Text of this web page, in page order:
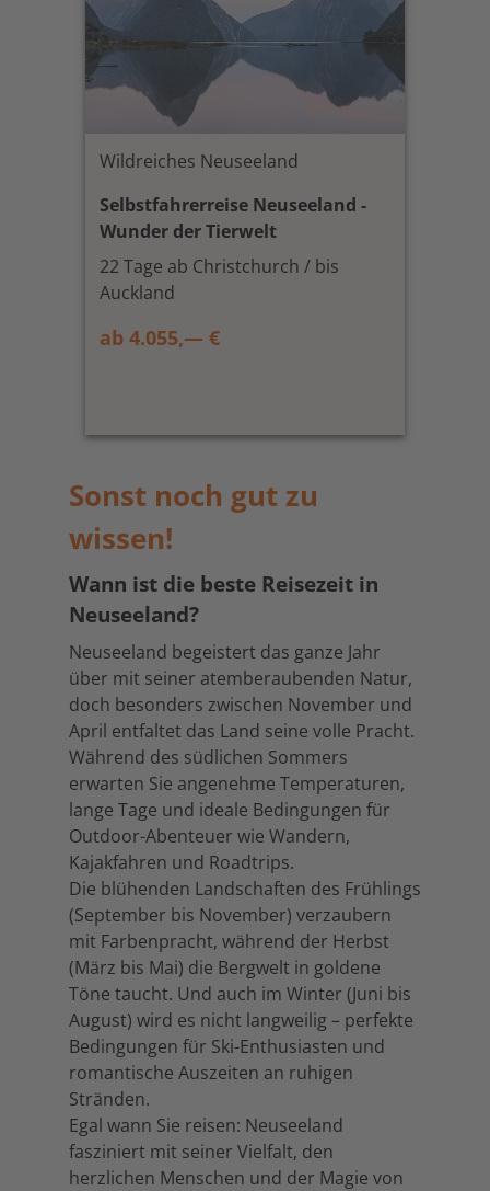
Wildreiches Neuseeland
Selbstfahrerreise Neuseeland -
Wunder der Tierwelt
22 Tage ab Christchurch / bis
Auckland
ab 4.055,— €
Sonst noch gut zu
wissen!
Wann ist die beste Reisezeit in
Neuseeland?
Neuseeland begeistert das ganze Jahr
über mit seiner atemberaubenden Natur,
doch besonders zwischen November und
April entfaltet das Land seine volle Pracht.
Während des südlichen Sommers
erwarten Sie angenehme Temperaturen,
lange Tage und ideale Bedingungen für
Outdoor-Abenteuer wie Wandern,
Kajakfahren und Roadtrips.
Die blühenden Landschaften des Frühlings
(September bis November) verzaubern
mit Farbenpracht, während der Herbst
(März bis Mai) die Bergwelt in goldene
Töne taucht. Und auch im Winter (Juni bis
August) wird es nicht langweilig – perfekte
Bedingungen für Ski-Enthusiasten und
romantische Auszeiten an ruhigen
Stränden.
Egal wann Sie reisen: Neuseeland
fasziniert mit seiner Vielfalt, den
herzlichen Menschen und der Magie von